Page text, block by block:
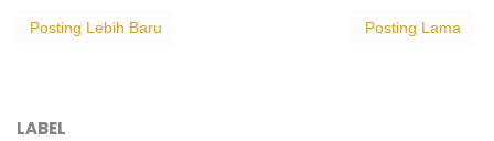
Posting Lebih Baru Posting Lama
LABEL